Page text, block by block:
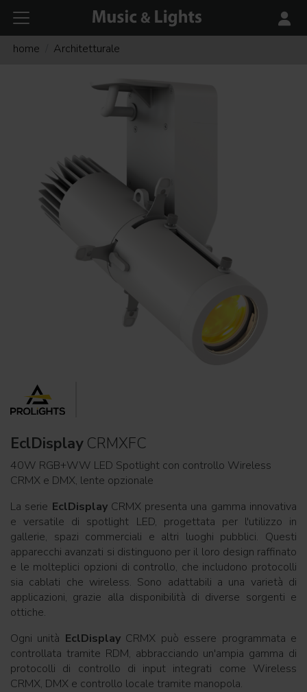
home Architetturale
EclDisplayCRMXFC
40W RGB+WW LED Spotlight con controllo Wireless
CRMX e DMX, lente opzionale
La serie EclDisplayCRMX presenta una gamma innovativa
e versatile di spotlight LED, progettata per l'utilizzo in
gallerie, spazi commerciali e altri luoghi pubblici. Questi
apparecchi avanzati si distinguono per il loro design raffinato
e le molteplici opzioni di controllo, che includono protocolli
sia cablati che wireless. Sono adattabili a una varietà di
applicazioni, grazie alla disponibilità di diverse sorgenti e
ottiche.
Ogni unità EclDisplayCRMX può essere programmata e
controllata tramite RDM, abbracciando un'ampia gamma di
protocolli di controllo di input integrati come Wireless
CRMX, DMX e controllo locale tramite manopola.